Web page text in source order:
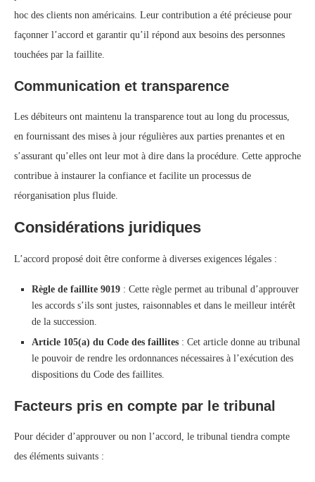
hoc des clients non américains. Leur contribution a été précieuse pour
façonner l’accord et garantir qu’il répond aux besoins des personnes
touchées par la faillite.
Communication et transparence
Les débiteurs ont maintenu la transparence tout au long du processus,
en fournissant des mises à jour régulières aux parties prenantes et en
s’assurant qu’elles ont leur mot à dire dans la procédure. Cette approche
contribue à instaurer la confiance et facilite un processus de
réorganisation plus fluide.
Considérations juridiques
L’accord proposé doit être conforme à diverses exigences légales :
Règle de faillite 9019 : Cette règle permet au tribunal d’approuver
les accords s’ils sont justes, raisonnables et dans le meilleur intérêt
de la succession.
Article 105(a) du Code des faillites : Cet article donne au tribunal
le pouvoir de rendre les ordonnances nécessaires à l’exécution des
dispositions du Code des faillites.
Facteurs pris en compte par le tribunal
Pour décider d’approuver ou non l’accord, le tribunal tiendra compte
des éléments suivants :